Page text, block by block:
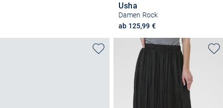
Usha
Damen Rock
ab 125,99 €